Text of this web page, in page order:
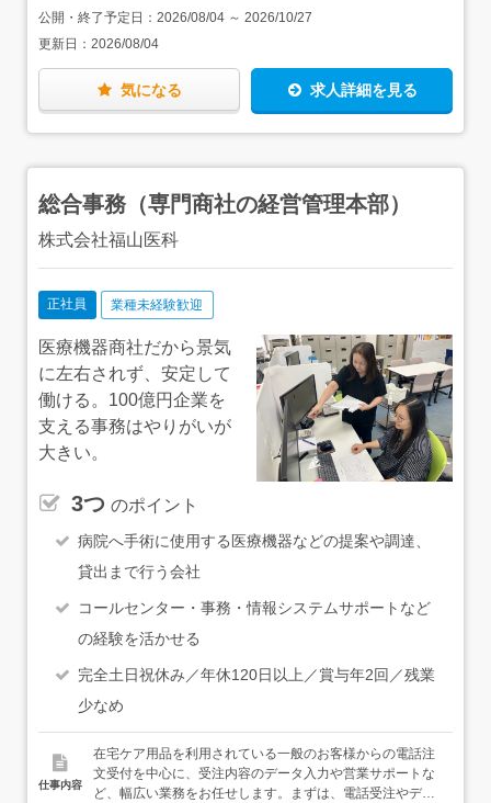
程度かかると想定しています。焦らず着実に成長していき
ましょう。＜一緒に働くメンバーは…＞社員の8割以上
が、業界・職種未経験で始めました。20代～40代を中心と
した活気のある雰囲気です。日中は各々外出していること
が多いですが、帰社した際には「あそこのラーメン美味し
かったよ」「今度○○病院に行くんだけど、近くでおすすめ
ら徒歩4分 ●柏営業所（在宅ケア事業部併設） 〒277-
0832 千葉県柏市北柏3-1-8 染谷ビル1F JR常磐線「北
県鴨川市東町483-1 JR「安房鴨川駅」から車で10分
JR「安房鴨川駅」よりバス「亀田病院行き」で「亀田病
県横浜市青葉区荏田町488-12 プラザ池尻1 106号室
人一台支給しています。基本的に、社用車での通勤です。
公開・終了予定日： 2026/08/04 ～ 2026/10/27
更新日： 2026/08/04
気になる 求人詳細を見る
総合事務（専門商社の経営管理本部）
株式会社福山医科
正社員 業種未経験歓迎
医療機器商社だから景気
に左右されず、安定して
働ける。100億円企業を
支える事務はやりがいが
大きい。
3つ のポイント
病院へ手術に使用する医療機器などの提案や調達、
貸出まで行う会社
コールセンター・事務・情報システムサポートなど
の経験を活かせる
完全土日祝休み／年休120日以上／賞与年2回／残業
少なめ
仕事内容
在宅ケア用品を利用されている一般のお客様からの電話注
文受付を中心に、受注内容のデータ入力や営業サポートな
ど、幅広い業務をお任せします。まずは、電話受注やデー